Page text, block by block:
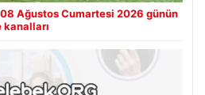
Ağustos Cumartesi 2026 günün
kanalları